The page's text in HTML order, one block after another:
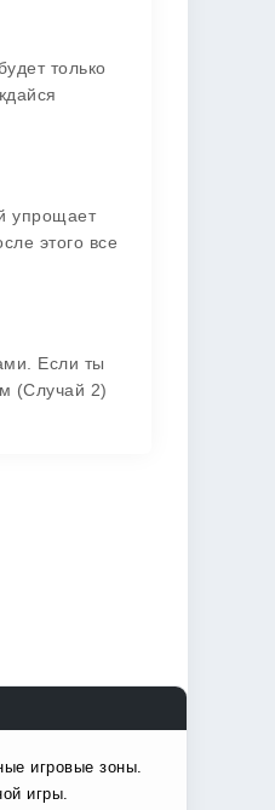
только
упрощает
этого все
Если ты
(Случай 2)
игровые зоны.
игры.